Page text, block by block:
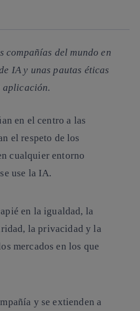
compañías del mundo en
IA y unas pautas éticas
aplicación.
en el centro a las
el respeto de los
cualquier entorno
use la IA.
en la igualdad, la
la privacidad y la
mercados en los que
y se extienden a